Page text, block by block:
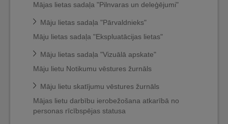
Mājas lietas sadaļa "Pilnvaras un deleģējumi"
Māju lietas sadaļa "Pārvaldnieks"
Māju lietas sadaļa "Ekspluatācijas lietas"
Māju lietas sadaļa "Vizuālā apskate"
Māju lietu Notikumu vēstures žurnāls
Māju lietu skatījumu vēstures žurnāls
Mājas lietu darbību ierobežošana atkarībā no
personas rīcībspējas statusa